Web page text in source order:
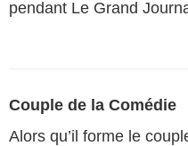
pendant Le Grand
Couple de la Comédie
Alors qu’il forme le